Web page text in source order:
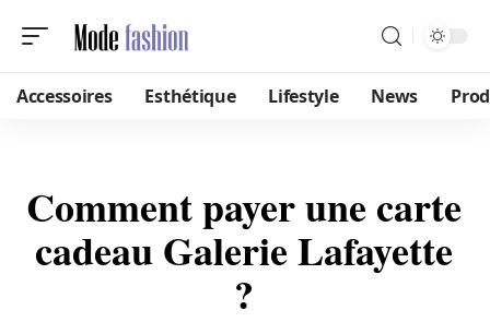
Accessoires Esthétique Lifestyle News
Comment payer une carte
cadeau Galerie Lafayette
?